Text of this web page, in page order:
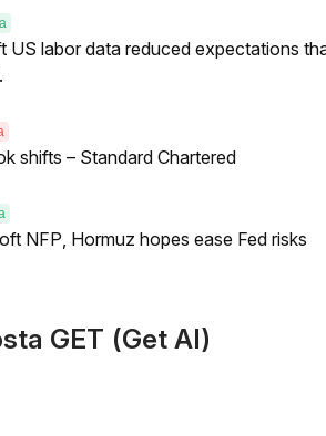
US labor data reduced expectations
shifts – Standard Chartered
NFP, Hormuz hopes ease Fed risks
GET (Get AI)